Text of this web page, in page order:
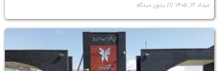
مرداد ۱۲, ۱۴۰۵ بدون دیدگاه